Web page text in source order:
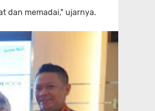
dan memadai," ujarnya.